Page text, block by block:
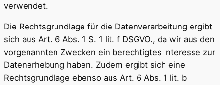
verwendet.
Die Rechtsgrundlage für die Datenverarbeitung ergibt
sich aus Art. 6 Abs. 1 S. 1 lit. f DSGVO., da wir aus den
vorgenannten Zwecken ein berechtigtes Interesse zur
Datenerhebung haben. Zudem ergibt sich eine
Rechtsgrundlage ebenso aus Art. 6 Abs. 1 lit. b